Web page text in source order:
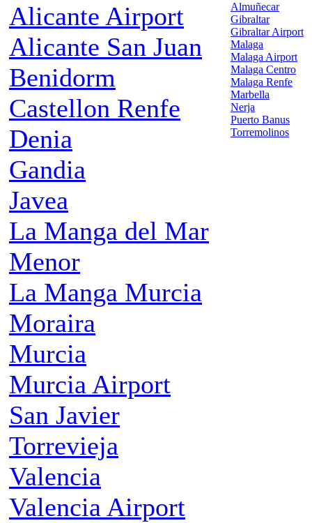
Alicante Airport
Alicante San Juan
Benidorm
Castellon Renfe
Denia
Gandia
Javea
La Manga del Mar
Menor
La Manga Murcia
Moraira
Murcia
Murcia Airport
San Javier
Torrevieja
Valencia
Valencia Airport
Almuñecar
Gibraltar
Gibraltar Airport
Malaga
Malaga Airport
Malaga Centro
Malaga Renfe
Marbella
Nerja
Puerto Banus
Torremolinos